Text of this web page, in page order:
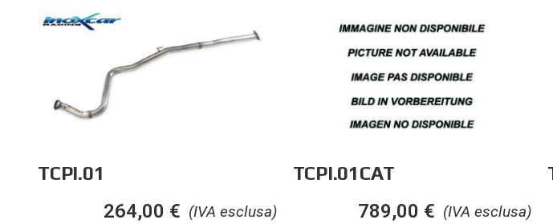
TCPI.01
(IVA esclusa)
264,00 €
TCPI.01CAT
(IVA esclusa)
789,00 €